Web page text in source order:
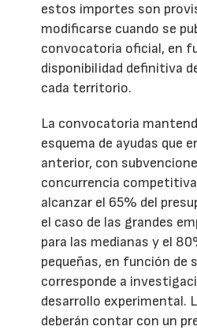
estos importes son
modificarse cuando se
convocatoria oficial, en
disponibilidad definitiva
cada territorio.
La convocatoria
esquema de ayudas que
anterior, con
concurrencia
alcanzar el 65% del
el caso de las grandes
para las medianas y el
pequeñas, en función de
corresponde a
desarrollo experimental.
deberán contar con un